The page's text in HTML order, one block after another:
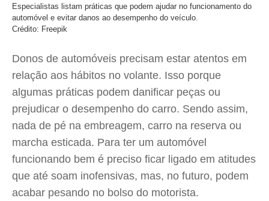
Especialistas listam práticas que podem ajudar no funcionamento do
automóvel e evitar danos ao desempenho do veículo.
Crédito: Freepik
Donos de automóveis precisam estar atentos em
relação aos hábitos no volante. Isso porque
algumas práticas podem danificar peças ou
prejudicar o desempenho do carro. Sendo assim,
nada de pé na embreagem, carro na reserva ou
marcha esticada. Para ter um automóvel
funcionando bem é preciso ficar ligado em atitudes
que até soam inofensivas, mas, no futuro, podem
acabar pesando no bolso do motorista.